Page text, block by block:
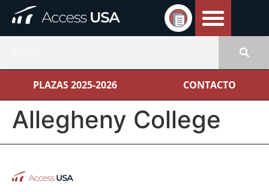
PLAZAS 2025-2026 CONTACTO
Allegheny College